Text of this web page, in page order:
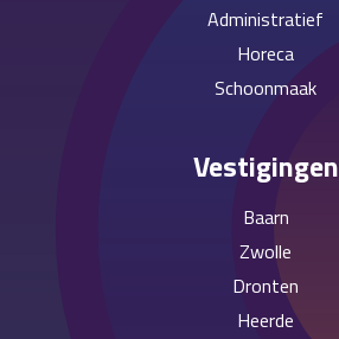
Administratief
Horeca
Schoonmaak
Vestigingen
Baarn
Zwolle
Dronten
Heerde